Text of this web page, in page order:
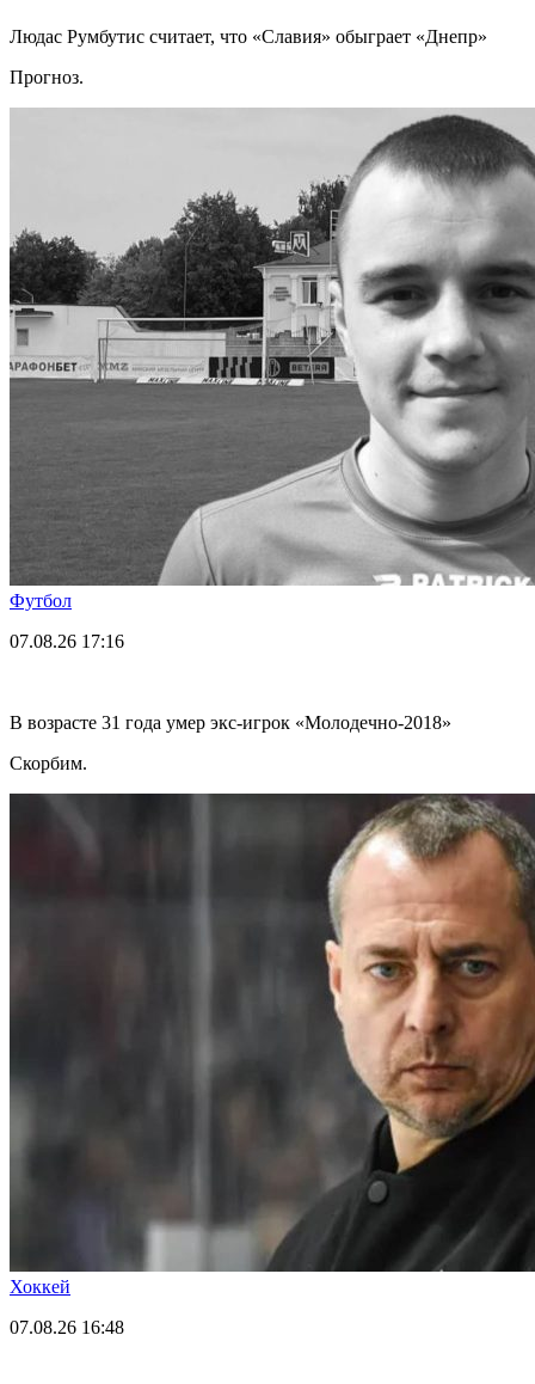
Людас Румбутис считает, что «Славия» обыграет «Днепр»
Прогноз.
Футбол
07.08.26 17:16
В возрасте 31 года умер экс-игрок «Молодечно-2018»
Скорбим.
Хоккей
07.08.26 16:48